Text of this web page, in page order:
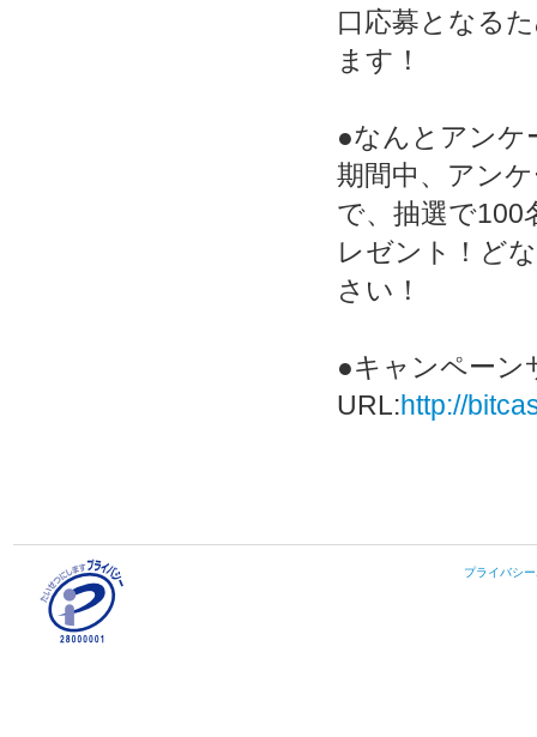
口応募となる
ます！
●なんとアンケ
期間中、アン
で、抽選で100
レゼント！ど
さい！
●キャンペーン
URL:http://
プライバシ